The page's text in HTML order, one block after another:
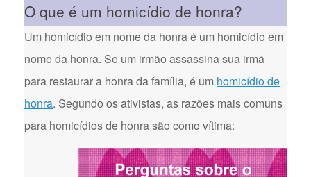
O que é um homicídio de honra?
Um homicídio em nome da honra é um homicídio em
nome da honra. Se um irmão assassina sua irmã
para restaurar a honra da família, é um homicídio de
honra. Segundo os ativistas, as razões mais comuns
para homicídios de honra são como vítima: